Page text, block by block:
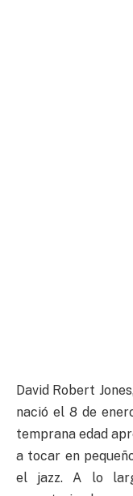
David Robert
nació el 8 de
temprana edad
a tocar en
el jazz. A lo